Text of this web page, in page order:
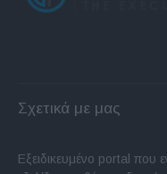
Σχετικά με μας
Εξειδικευμένο portal που